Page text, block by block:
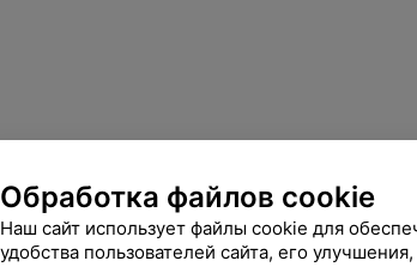
Обработка файлов cookie
Наш сайт использует файлы cookie для
удобства пользователей сайта, его